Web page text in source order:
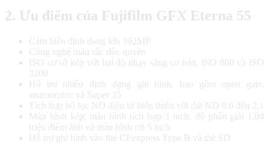
2. Ưu điểm của Fujifilm GFX Eterna 55
Cảm biến định dạng lớn 102MP
Công nghệ màu sắc độc quyền
ISO cơ sở kép với hai độ nhạy sáng cơ bản, ISO 800 và ISO
3200
Hỗ trợ nhiều định dạng ghi hình, bao gồm open gate,
anamorphic và Super 35
Tích hợp bộ lọc ND điện tử biến thiên với dải ND 0.6 đến 2.1
Màn hình kép: màn hình tích hợp 3 inch, độ phân giải 1,04
triệu điểm ảnh và màn hình rời 5 inch
Hỗ trợ ghi hình vào thẻ CFexpress Type B và thẻ SD